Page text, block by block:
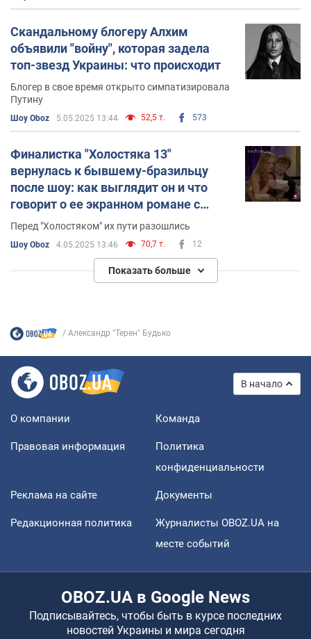
Скандальному блогеру Алхим
объявили "войну", которая задела
топ-звезд Украины: что происходит
Блогер в свое время открыто симпатизировала
Путину
Шоу Oboz 5.05.2025 13:44 52,5 т. 573
Финалистка "Холостяка 13"
вернулась к бывшему-бразильцу
после шоу: как выглядит он и что
говорит о ее экранном романе с
"Тереном"
Перед "Холостяком" их пути разошлись
Шоу Oboz 4.05.2025 13:46 70,7 т. 12
Показать больше
Александр "Терен" Будько
В начало
О компании Команда
Правовая информация
Политика
конфиденциальности
Реклама на сайте Документы
Редакционная политика
Журналисты OBOZ.UA на
месте событий
OBOZ.UA в Google News
Подписывайтесь, чтобы быть в курсе последних
новостей Украины и мира сегодня